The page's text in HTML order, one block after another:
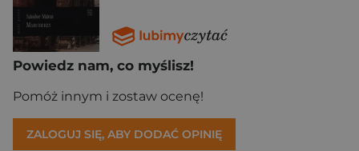
Powiedz nam, co myślisz!
Pomóż innym i zostaw ocenę!
ZALOGUJ SIĘ, ABY DODAĆ OPINIĘ